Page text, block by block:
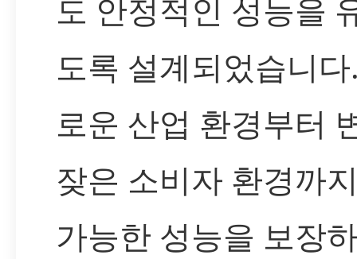
도 안정적인 성능을
도록 설계되었습니
로운 산업 환경부터
잦은 소비자 환경까
가능한 성능을 보장